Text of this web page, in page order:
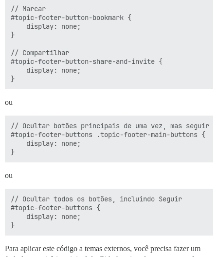
// Marcar
#topic-footer-button-bookmark {
}
// Compartilhar
#topic-footer-button-share-and-invite {
ou
// Ocultar botões principais de uma vez, mas seguir
#topic-footer-buttons .topic-footer-main-buttons {
ou
// Ocultar todos os botões, incluindo Seguir
#topic-footer-buttons {
Para aplicar este código a temas externos, você precisa fazer um